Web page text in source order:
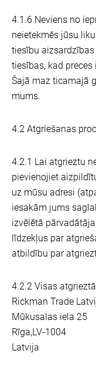
4.1.6 Neviens no
neietekmēs jūsu
tiesību
tiesības, kad
Šajā maz ticamajā
mums.
4.2 Atgriešanas
4.2.1 Lai atgrieztu
pievienojiet
uz mūsu adresi
iesakām jums
izvēlētā
līdzekļus par
atbildību par
4.2.2 Visas
Rickman Trade
Mūkusalas iela 25
Rīga,LV-1004
Latvija